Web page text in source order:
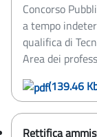
Concorso
a tempo
qualifica di
Area dei
(139.46
Rettifica